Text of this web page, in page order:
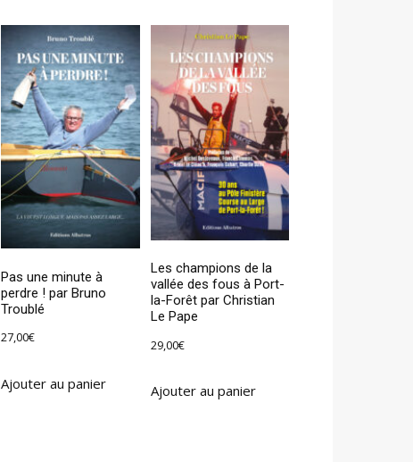
Pas une minute à
perdre ! par Bruno
Troublé
27,00€
Ajouter au panier
Les champions de la
vallée des fous à Port-
la-Forêt par Christian
Le Pape
29,00€
Ajouter au panier